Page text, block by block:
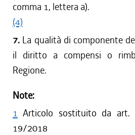
comma 1, lettera a).
(4)
7. La qualità di componente
il diritto a compensi o
Regione.
Note:
1 Articolo sostituito da art.
19/2018